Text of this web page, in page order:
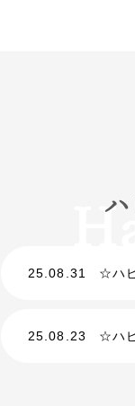
25.08.31 ☆ハ
25.08.23 ☆ハ